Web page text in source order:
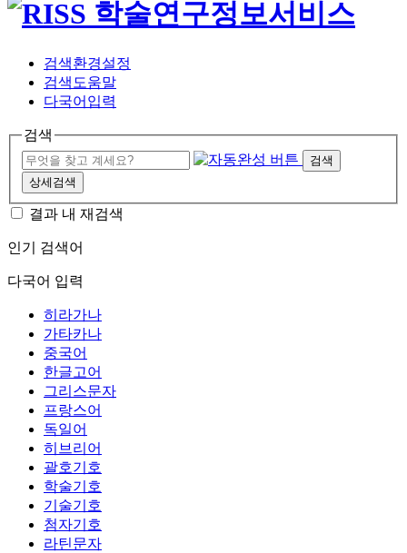
검색환경설정
검색도움말
다국어입력
검색
검색
상세검색
결과 내 재검색
인기 검색어
다국어 입력
히라가나
가타카나
중국어
한글고어
그리스문자
프랑스어
독일어
히브리어
괄호기호
학술기호
기술기호
첨자기호
라틴문자